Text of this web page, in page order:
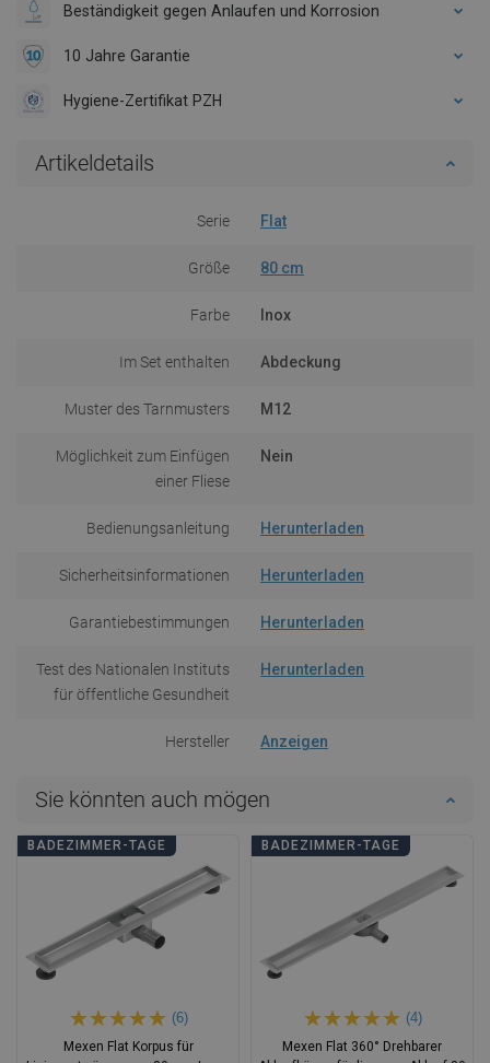
Beständigkeit gegen Anlaufen und Korrosion
10 Jahre Garantie
Hygiene-Zertifikat PZH
Artikeldetails
Serie Flat
Größe 80 cm
Farbe Inox
Im Set enthalten Abdeckung
Muster des Tarnmusters M12
Möglichkeit zum Einfügen
einer Fliese
Nein
Bedienungsanleitung Herunterladen
Sicherheitsinformationen Herunterladen
Garantiebestimmungen Herunterladen
Test des Nationalen Instituts
für öffentliche Gesundheit
Herunterladen
Hersteller Anzeigen
Sie könnten auch mögen
BADEZIMMER-TAGE
(6)
Mexen Flat Korpus für
BADEZIMMER-TAGE
(4)
Mexen Flat 360° Drehbarer